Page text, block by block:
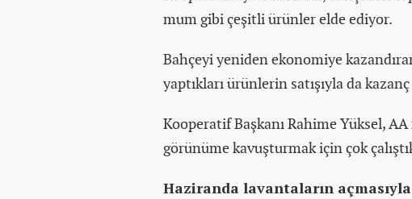
mum gibi çeşitli ürünler elde ediyor.
Bahçeyi yeniden ekonomiye
yaptıkları ürünlerin satışıyla da kazanç
Kooperatif Başkanı Rahime Yüksel,
görünüme kavuşturmak için çok
Haziranda lavantaların